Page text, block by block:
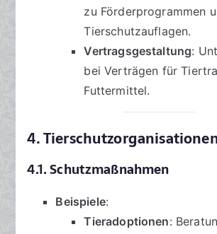
zu Förderprogrammen
Tierschutzauflagen.
Vertragsgestaltung:
bei Verträgen für
Futtermittel.
4.
4.1. Schutzmaßnahmen
Beispiele:
Tieradoptionen: